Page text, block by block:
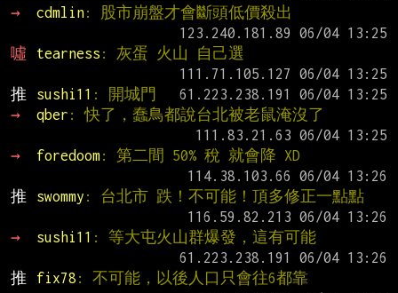
→
cdmlin: 股市崩盤才會斷頭低價殺出
噓
tearness : 灰蛋 火山 自己選
推
sushi11 : 開城門
→
qber : 快了，蠢鳥都說台北被老鼠淹沒了
→
foredoom: 第二間 50% 稅 就會降 XD
推
swommy : 台北市 跌！不可能！頂多修正一點點
→
sushi11 : 等大屯火山群爆發，這有可能
推
fix78 : 不可能，以後人口只會往6都靠